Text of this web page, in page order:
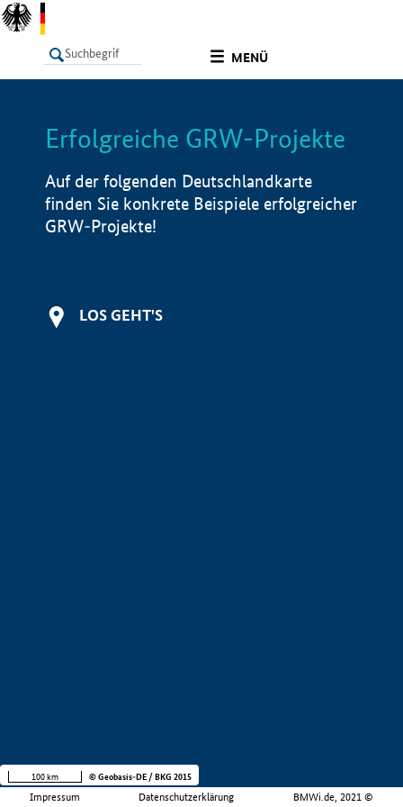
MENÜ
LISTE Info
Erfolgreiche GRW-Projekte
Auf der folgenden Deutschlandkarte
finden Sie konkrete Beispiele erfolgreicher
GRW-Projekte!
LOS GEHT'S
Impressum Datenschutzerklärung BMWi.de, 2021 ©
100 km © Geobasis-DE / BKG 2015